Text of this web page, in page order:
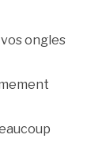
vos ongles